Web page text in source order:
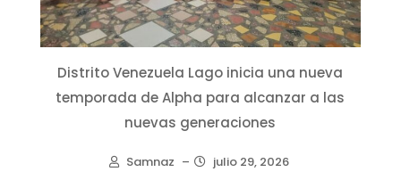
Distrito Venezuela Lago inicia una nueva
temporada de Alpha para alcanzar a las
nuevas generaciones
Samnaz – julio 29, 2026